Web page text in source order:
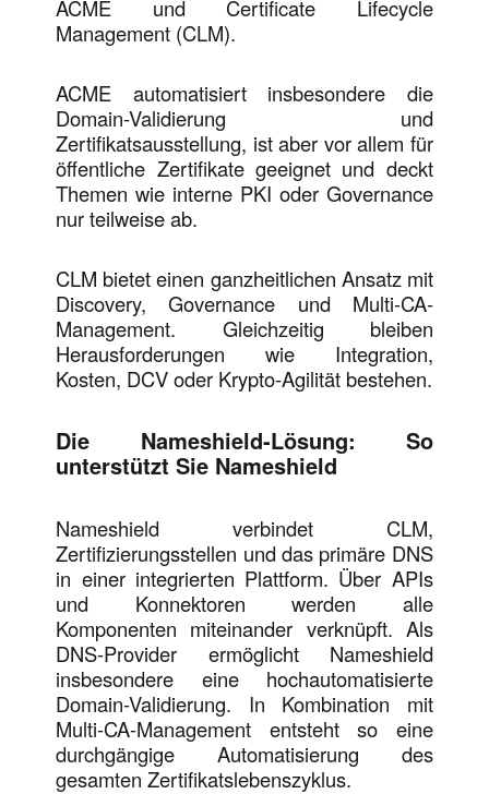
ACME und Certificate Lifecycle
Management (CLM).
ACME automatisiert insbesondere die
Domain-Validierung und
Zertifikatsausstellung, ist aber vor allem für
öffentliche Zertifikate geeignet und deckt
Themen wie interne PKI oder Governance
nur teilweise ab.
CLM bietet einen ganzheitlichen Ansatz mit
Discovery, Governance und Multi-CA-
Management. Gleichzeitig bleiben
Herausforderungen wie Integration,
Kosten, DCV oder Krypto-Agilität bestehen.
Die Nameshield-Lösung: So
unterstützt Sie Nameshield
Nameshield verbindet CLM,
Zertifizierungsstellen und das primäre DNS
in einer integrierten Plattform. Über APIs
und Konnektoren werden alle
Komponenten miteinander verknüpft. Als
DNS-Provider ermöglicht Nameshield
insbesondere eine hochautomatisierte
Domain-Validierung. In Kombination mit
Multi-CA-Management entsteht so eine
durchgängige Automatisierung des
gesamten Zertifikatslebenszyklus.